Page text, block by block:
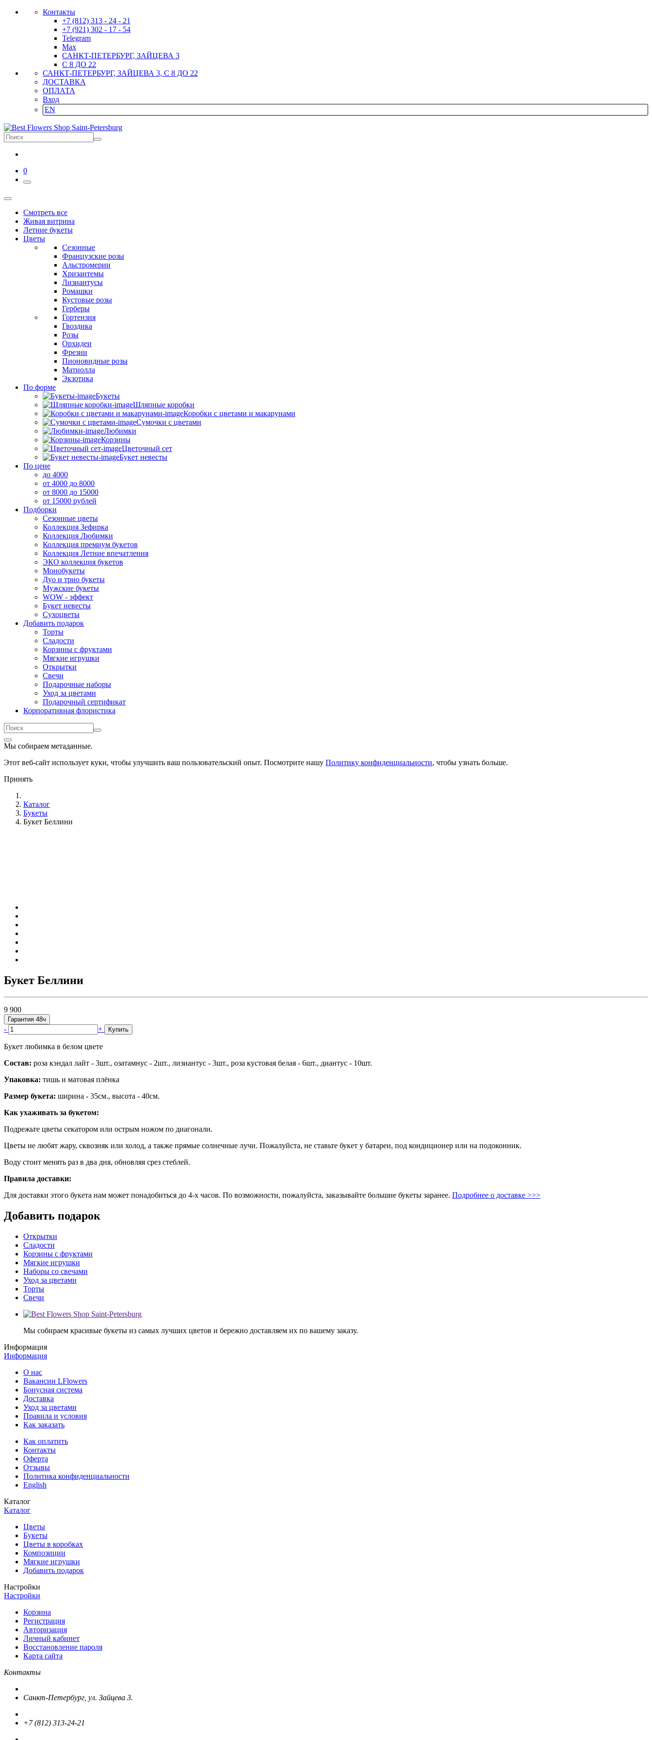
Контакты
+7 (812) 313 - 24 - 21
+7 (921) 302 - 17 - 54
Telegram
Max
САНКТ-ПЕТЕРБУРГ, ЗАЙЦЕВА 3
С 8 ДО 22
САНКТ-ПЕТЕРБУРГ, ЗАЙЦЕВА 3, С 8 ДО 22
ДОСТАВКА
ОПЛАТА
Вход
EN
0
Смотреть все
Живая витрина
Летние букеты
Цветы
Сезонные
Французские розы
Альстромерии
Хризантемы
Лизиантусы
Ромашки
Кустовые розы
Герберы
Гортензия
Гвоздика
Розы
Орхидеи
Фрезии
Пионовидные розы
Матиолла
Экзотика
По форме
Букеты
Шляпные коробки
Коробки с цветами и макарунами
Сумочки с цветами
Любимки
Корзины
Цветочный сет
Букет невесты
По цене
до 4000
от 4000 до 8000
от 8000 до 15000
от 15000 рублей
Подборки
Сезонные цветы
Коллекция Зефирка
Коллекция Любимки
Коллекция премиум букетов
Коллекция Летние впечатления
ЭКО коллекция букетов
Монобукеты
Дуо и трио букеты
Мужские букеты
WOW - эффект
Букет невесты
Сухоцветы
Добавить подарок
Торты
Сладости
Корзины с фруктами
Мягкие игрушки
Открытки
Свечи
Подарочные наборы
Уход за цветами
Подарочный сертификат
Корпоративная флористика
Мы собираем метаданные.
Этот веб-сайт использует куки, чтобы улучшить ваш пользовательский опыт. Посмотрите нашу Политику конфиденциальности, чтобы узнать больше.
Принять
Каталог
Букеты
Букет Беллини
Букет Беллини
9 900
Гарантия 48ч
- + Купить
Букет любимка в белом цвете
Состав: роза кэндал лайт - 3шт., озатамнус - 2шт., лизиантус - 3шт., роза кустовая белая - 6шт., диантус - 10шт.
Упаковка: тишь и матовая плёнка
Размер букета: ширина - 35см., высота - 40см.
Как ухаживать за букетом:
Подрежьте цветы секатором или острым ножом по диагонали.
Цветы не любят жару, сквозняк или холод, а также прямые солнечные лучи. Пожалуйста, не ставьте букет у батареи, под кондиционер или на подоконник.
Воду стоит менять раз в два дня, обновляя срез стеблей.
Правила доставки:
Для доставки этого букета нам может понадобиться до 4-х часов. По возможности, пожалуйста, заказывайте большие букеты заранее. Подробнее о доставке >>>
Добавить подарок
Открытки
Сладости
Корзины с фруктами
Мягкие игрушки
Наборы со свечами
Уход за цветами
Торты
Свечи
Мы собираем красивые букеты из самых лучших цветов и бережно доставляем их по вашему заказу.
Информация
Информация
О нас
Вакансии LFlowers
Бонусная система
Доставка
Уход за цветами
Правила и условия
Как заказать
Как оплатить
Контакты
Оферта
Отзывы
Политика конфиденциальности
English
Каталог
Каталог
Цветы
Букеты
Цветы в коробках
Композиции
Мягкие игрушки
Добавить подарок
Настройки
Настройки
Корзина
Регистрация
Авторизация
Личный кабинет
Восстановление пароля
Карта сайта
Контакты
Санкт-Петербург, ул. Зайцева 3.
+7 (812) 313-24-21